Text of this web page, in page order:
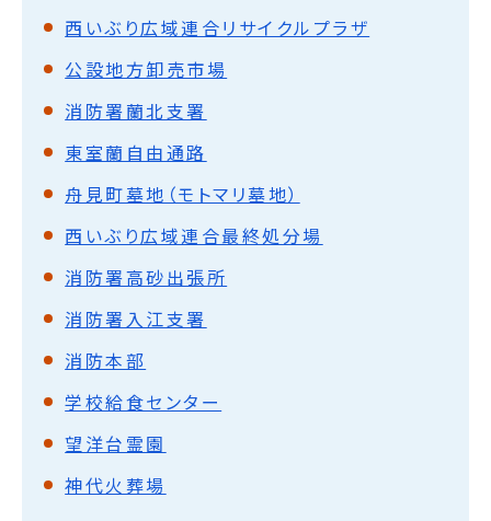
西いぶり広域連合リサイクルプラザ
公設地方卸売市場
消防署蘭北支署
東室蘭自由通路
舟見町墓地（モトマリ墓地）
西いぶり広域連合最終処分場
消防署高砂出張所
消防署入江支署
消防本部
学校給食センター
望洋台霊園
神代火葬場